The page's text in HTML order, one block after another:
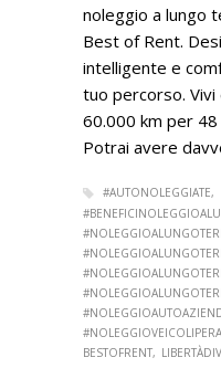
noleggio a lungo
Best of Rent.
intelligente e
tuo percorso.
60.000 km per
Potrai avere
#AUTONOLEGGIATE
BESTOFRENT